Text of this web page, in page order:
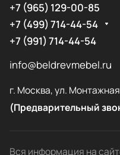
+7 (965) 129-00-85
+7 (499) 714-44-54
+7 (991) 714-44-54
info@beldrevmebel.ru
г. Москва, ул.
(Предварительный
Вся информация на